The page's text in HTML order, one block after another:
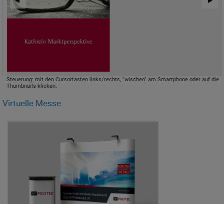
Steuerung: mit den Cursortasten links/rechts, "wischen" am Smartphone oder auf die
Thumbnails klicken.
Virtuelle Messe